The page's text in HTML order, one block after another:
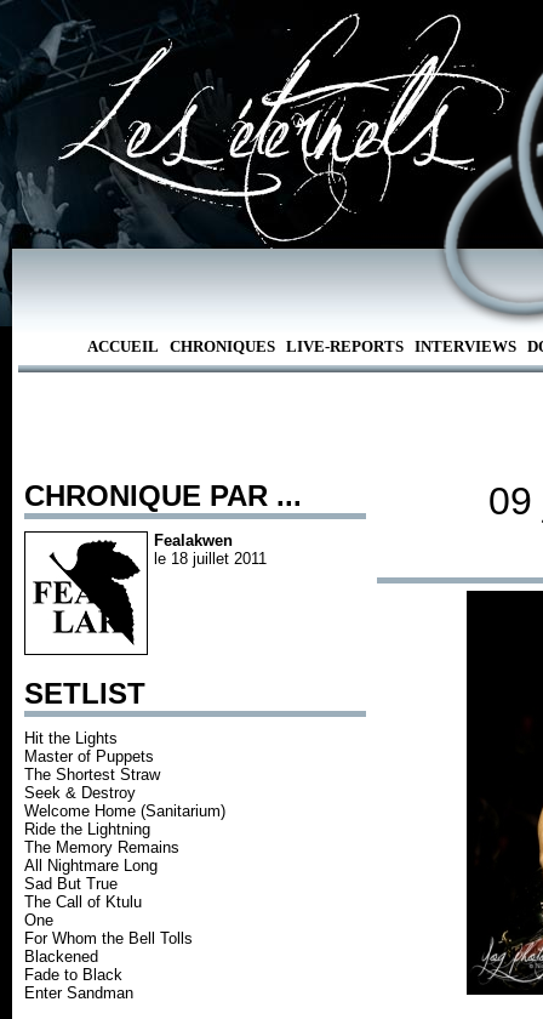
ACCUEIL CHRONIQUES LIVE-REPORTS INTERVIEWS
CHRONIQUE PAR ...
Fealakwen
le 18 juillet 2011
SETLIST
Hit the Lights
Master of Puppets
The Shortest Straw
Seek & Destroy
Welcome Home (Sanitarium)
Ride the Lightning
The Memory Remains
All Nightmare Long
Sad But True
The Call of Ktulu
One
For Whom the Bell Tolls
Blackened
Fade to Black
Enter Sandman